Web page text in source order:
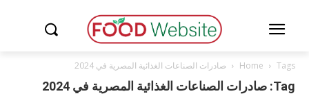
Home Tags صادرات الصناعات الغذائية المصرية في 2024
Tag: صادرات الصناعات الغذائية المصرية في 2024